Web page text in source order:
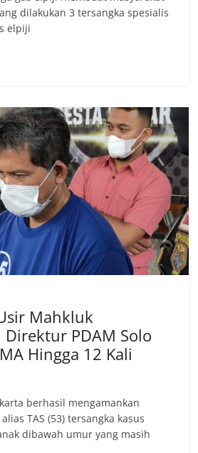
dilakukan 3 tersangka spesialis
elpiji
Mahkluk
PDAM Solo
Hingga 12 Kali
berhasil mengamankan
TAS (53) tersangka kasus
dibawah umur yang masih